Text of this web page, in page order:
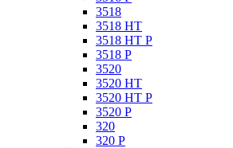
3518
3518 HT
3518 HT P
3518 P
3520
3520 HT
3520 HT P
3520 P
320
320 P